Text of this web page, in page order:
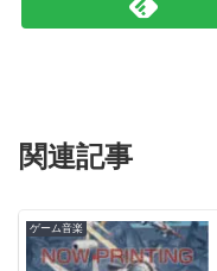
関連記事
ゲーム音楽